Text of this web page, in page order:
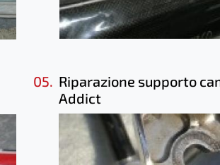
05. Riparazione supporto
Addict